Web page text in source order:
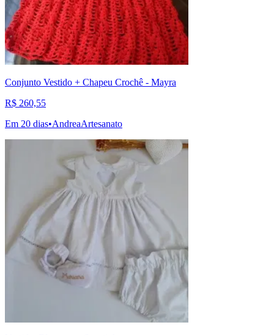
Conjunto Vestido + Chapeu Crochê - Mayra
R$ 260,55
Em 20 dias•AndreaArtesanato